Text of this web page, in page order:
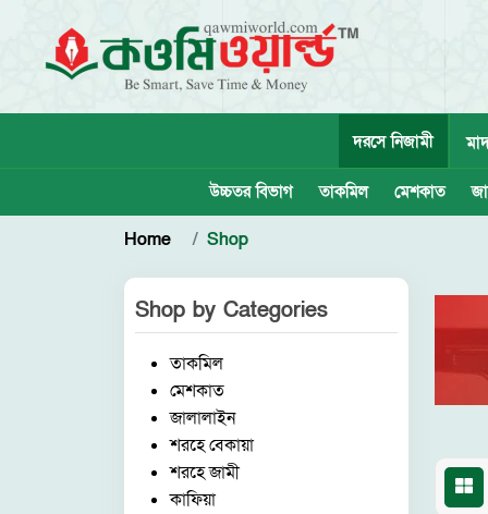
দরসে নিজামী
উচ্চতর বিভাগ তাকমিল মেশকাত
Home Shop
Shop by Categories
তাকমিল
মেশকাত
জালালাইন
শরহে বেকায়া
শরহে জামী
কাফিয়া